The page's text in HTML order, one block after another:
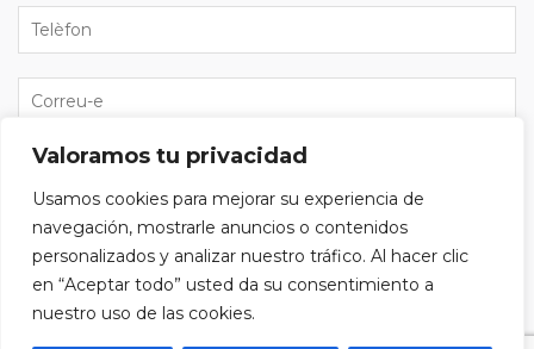
Valoramos tu privacidad
Usamos cookies para mejorar su experiencia de
navegación, mostrarle anuncios o contenidos
personalizados y analizar nuestro tráfico. Al hacer clic
en “Aceptar todo” usted da su consentimiento a
nuestro uso de las cookies.
subscriure'm al butlletí.